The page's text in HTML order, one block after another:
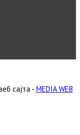
сајта - MEDIA WEB